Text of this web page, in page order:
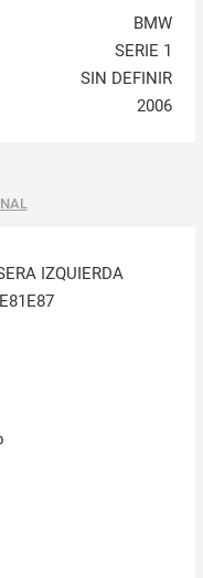
BMW
SERIE 1
SIN DEFINIR
2006
IZQUIERDA